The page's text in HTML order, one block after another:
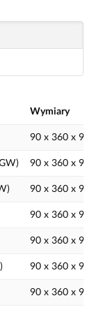
Wymiary
90 x 360 x 90
90 x 360 x 90
90 x 360 x 90
90 x 360 x 90
90 x 360 x 90
90 x 360 x 90
90 x 360 x 90